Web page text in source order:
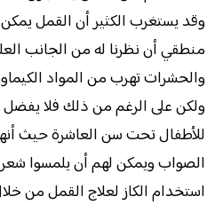
وقد يستغرب الكثير أن القمل يمكن
منطقي أن نظرنا له من الجانب
والحشرات تهرب من المواد
ولكن على الرغم من ذلك فلا يفضل
للأطفال تحت سن العاشرة حيث
الصواب ويمكن لهم أن يلمسوا
استخدام الكاز لعلاج القمل من